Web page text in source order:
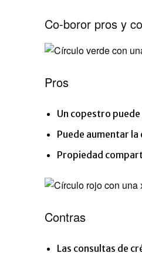
Co-boror pros y
Pros
Un copestro
Puede aumentar
Propiedad
Contras
Las consultas de